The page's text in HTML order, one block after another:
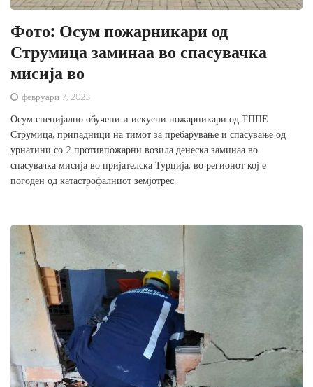
Фото: Осум пожарникари од
Струмица заминаа во спасувачка
мисија во
февруари 7, 2023
Осум специјално обучени и искусни пожарникари од ТППЕ
Струмица, припадници на тимот за пребарување и спасување од
урнатини со 2 противпожарни возила денеска заминаа во
спасувачка мисија во пријателска Турција, во регионот кој е
погоден од катастрофалниот земјотрес.